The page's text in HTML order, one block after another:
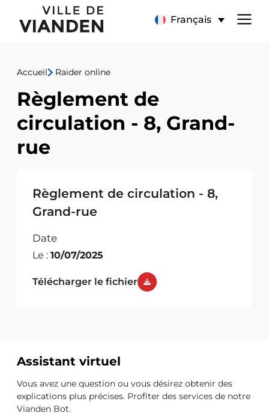
Règlement
de
circulation
8,
Grand-
Français
Menu
navigation
principal
Accueil Raider online
Règlement de
circulation - 8, Grand-
rue
Règlement de circulation - 8,
Grand-rue
Date
Le : 10/07/2025
Télécharger le fichier
Ressources
supplémentaires
Assistant virtuel
Vous avez une question ou vous désirez obtenir des
explications plus précises. Profiter des services de notre
Vianden Bot.